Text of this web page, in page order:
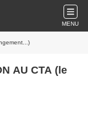
MENU
AU CTA (le